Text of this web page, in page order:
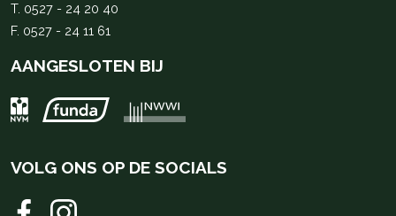
T. 0527 - 24 20 40
F. 0527 - 24 11 61
AANGESLOTEN BIJ
VOLG ONS OP DE SOCIALS